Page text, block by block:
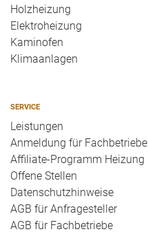
Holzheizung
Elektroheizung
Kaminofen
Klimaanlagen
SERVICE
Leistungen
Anmeldung für Fachbetriebe
Affiliate-Programm Heizung
Offene Stellen
Datenschutzhinweise
AGB für Anfragesteller
AGB für Fachbetriebe